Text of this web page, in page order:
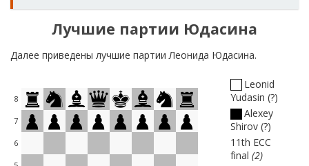
Лучшие партии Юдасина
Далее приведены лучшие партии Леонида Юдасина.
8
7
6
Leonid
Yudasin ?
Alexey
Shirov ?
11th ECC
final 2